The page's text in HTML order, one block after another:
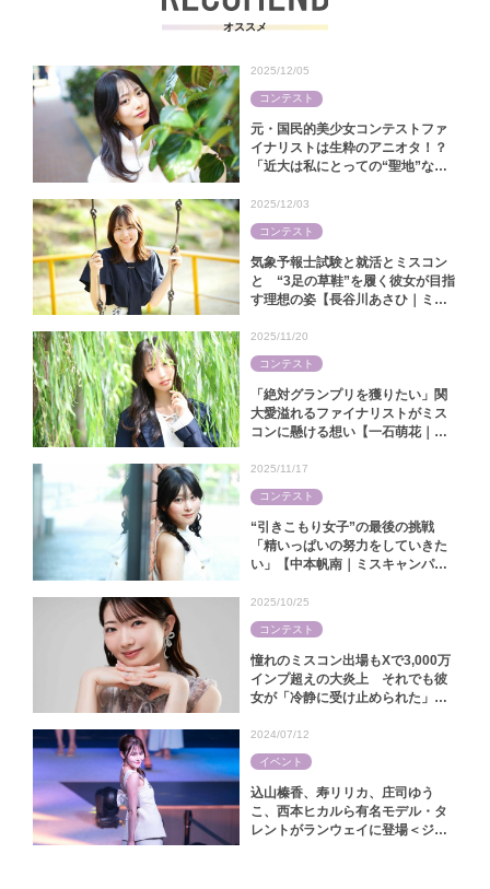
オススメ
元・国民的美少女コンテストファ
イナリストは生粋のアニオタ！？
「近大は私にとっての“聖地”なん
2025】
2025/12/05
コンテスト
気象予報士試験と就活とミスコン
と “3足の草鞋”を履く彼女が目指
す理想の姿【長谷川あさひ｜ミス
2025/12/03
コンテスト
「絶対グランプリを獲りたい」関
大愛溢れるファイナリストがミス
コンに懸ける想い【一石萌花｜ミ
2025/11/20
コンテスト
“引きこもり女子”の最後の挑戦
「精いっぱいの努力をしていきた
い」【中本帆南｜ミスキャンパス
2025/11/17
コンテスト
憧れのミスコン出場もXで3,000万
インプ超えの大炎上 それでも彼
女が「冷静に受け止められた」ワ
2025】
2025/10/25
コンテスト
込山榛香、寿リリカ、庄司ゆう
こ、西本ヒカルら有名モデル・タ
レントがランウェイに登場＜ジャ
2024/07/12
イベント